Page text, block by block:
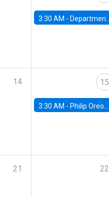
3:30 AM - Department Seminar: James Robinson
14 15
3:30 AM - Philip Oreopolous, University of Toronto
21 22